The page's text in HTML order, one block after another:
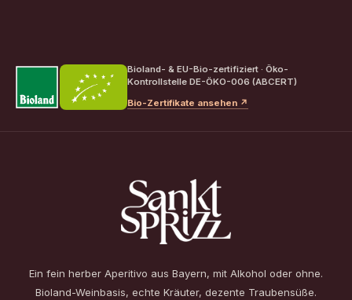
Bioland- & EU-Bio-zertifiziert · Öko-
Kontrollstelle DE-ÖKO-006 (ABCERT)
Bio-Zertifikate ansehen ↗
Ein fein herber Aperitivo aus Bayern, mit Alkohol oder ohne.
Bioland-Weinbasis, echte Kräuter, dezente Traubensüße.